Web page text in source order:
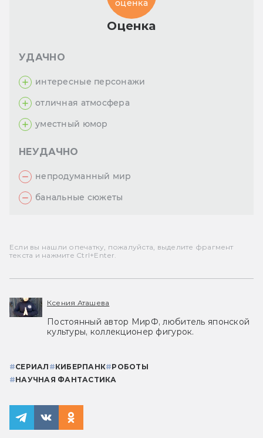
Оценка
оценка
УДАЧНО
интересные персонажи
отличная атмосфера
уместный юмор
НЕУДАЧНО
непродуманный мир
банальные сюжеты
Если вы нашли опечатку, пожалуйста, выделите фрагмент
текста и нажмите Ctrl+Enter.
Ксения Аташева
Постоянный автор МирФ, любитель японской
культуры, коллекционер фигурок.
#СЕРИАЛ #КИБЕРПАНК#РОБОТЫ
#НАУЧНАЯ ФАНТАСТИКА